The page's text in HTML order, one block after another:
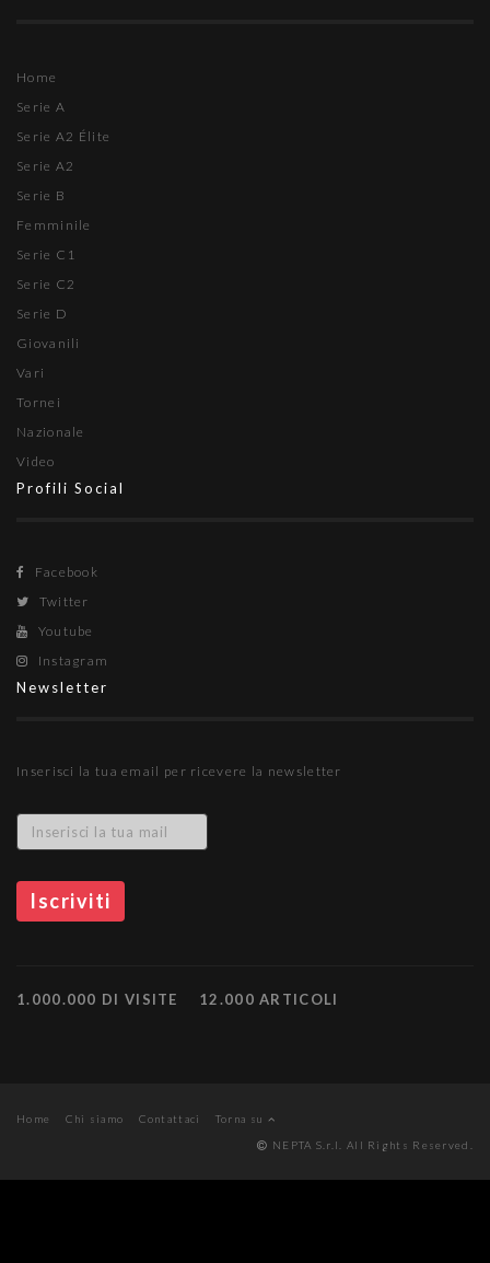
Home
Serie A
Serie A2 Élite
Serie A2
Serie B
Femminile
Serie C1
Serie C2
Serie D
Giovanili
Vari
Tornei
Nazionale
Video
Profili Social
Facebook
Twitter
Youtube
Instagram
Newsletter
Inserisci la tua email per ricevere la newsletter
1.000.000 DI VISITE 12.000 ARTICOLI
Home Chi siamo Contattaci
Torna su
NEPTA S.r.l. All Rights Reserved.